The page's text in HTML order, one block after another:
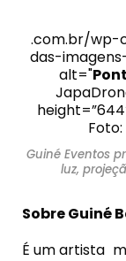
.com.br/wp-
das-
alt="
Guiné Eventos
luz,
Sobre Guiné
É um artista